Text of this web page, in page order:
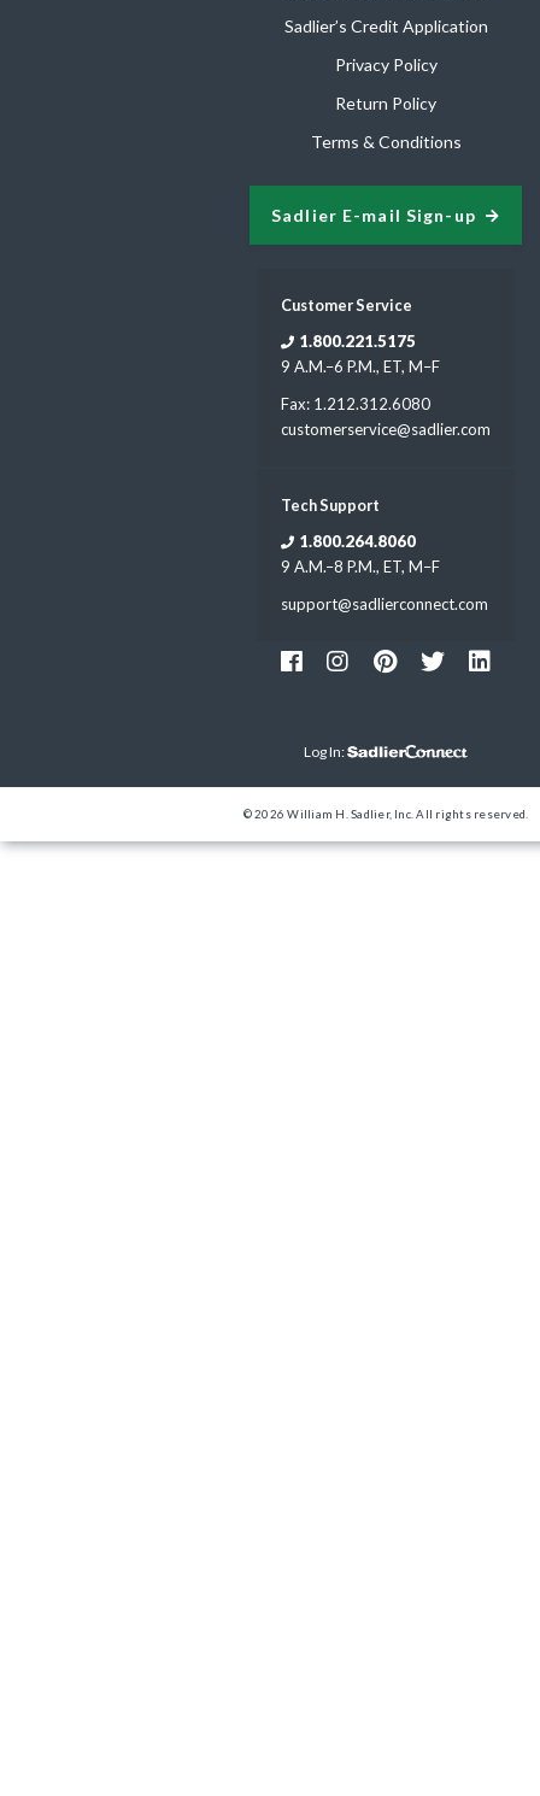
Sadlier’s Credit Application
Privacy Policy
Return Policy
Terms & Conditions
Sadlier E-mail Sign-up
Customer Service
1.800.221.5175
9 A.M.–6 P.M., ET, M–F
Fax: 1.212.312.6080
customerservice@sadlier.com
Tech Support
1.800.264.8060
9 A.M.–8 P.M., ET, M–F
support@sadlierconnect.com
Log In:
© 2026 William H. Sadlier, Inc. All rights reserved.